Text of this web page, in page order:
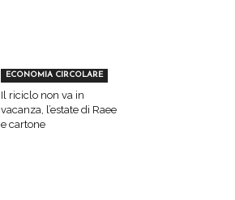
ECONOMIA CIRCOLARE
Il riciclo non va in
vacanza, l’estate di Raee
e cartone